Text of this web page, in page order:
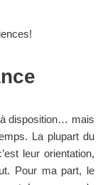
disposition… mais
La plupart du
leur orientation,
Pour ma part, le